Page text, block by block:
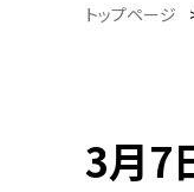
トップページ
3月7